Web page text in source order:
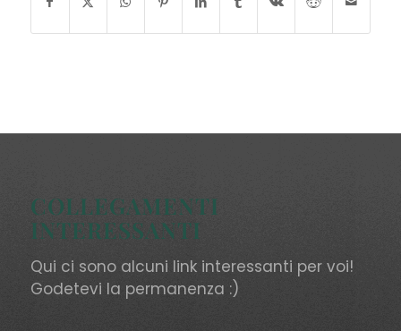
COLLEGAMENTI
INTERESSANTI
Qui ci sono alcuni link interessanti per voi!
Godetevi la permanenza :)